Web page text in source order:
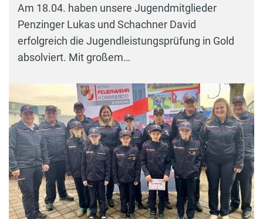
Am 18.04. haben unsere Jugendmitglieder
Penzinger Lukas und Schachner David
erfolgreich die Jugendleistungsprüfung in Gold
absolviert. Mit großem…